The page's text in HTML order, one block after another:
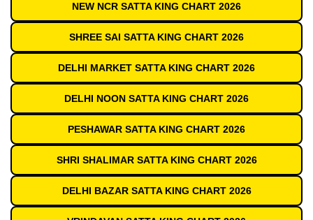
NEW NCR SATTA KING CHART 2026
SHREE SAI SATTA KING CHART 2026
DELHI MARKET SATTA KING CHART 2026
DELHI NOON SATTA KING CHART 2026
PESHAWAR SATTA KING CHART 2026
SHRI SHALIMAR SATTA KING CHART 2026
DELHI BAZAR SATTA KING CHART 2026